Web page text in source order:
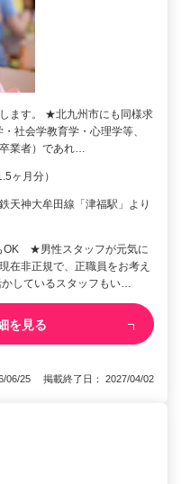
ます。 ★北九州市にも同様求
社会学教育学・心理学等、
業者）であれ…
ヶ月分）
天神大牟田線「津福駅」より
OK ★男性スタッフが元気に
在非正規で、正職員をお考え
しているスタッフもい…
を見る
06/25 掲載終了日： 2027/04/02